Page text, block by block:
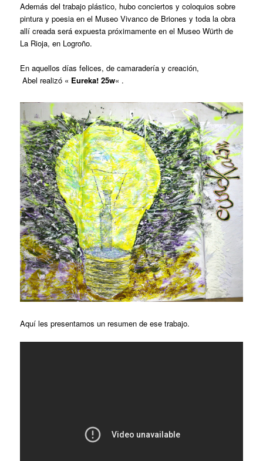
Además del trabajo plástico, hubo conciertos y coloquios sobre
pintura y poesia en el Museo Vivanco de Briones y toda la obra
allí creada será expuesta próximamente en el Museo Würth de
La Rioja, en Logroño.
En aquellos días felices, de camaradería y creación,
Abel realizó « Eureka! 25w« .
Aquí les presentamos un resumen de ese trabajo.